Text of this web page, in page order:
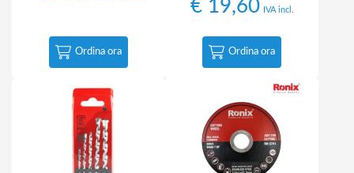
Ordina ora
€19,60 IVA incl.
Ordina ora